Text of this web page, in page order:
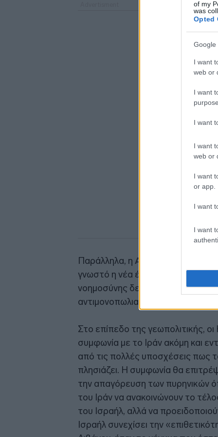
of my
was
Opted
Google
I want
web or
I want
I want
I want
web or
I want
or app.
I want
I want
Παράλληλα, η Apple έγραψε
γνωστό η νέα έκδοση του
νοημοσύνης δεν θα
αντιμονοπωλιακών κανόνων που
Στο επίπεδο της γεωπολιτικής,
συμφωνία με το Ιράν ακόμη και
από τις πολλές υποσχέσεις πως
πλησιάζει. Η συμφωνία θα
την απαγόρευση των πυρηνικών
του Ιράν να ανακοινώνουν το
του Ισραήλ, αλλά να
Ισραήλ συνεχίσει την